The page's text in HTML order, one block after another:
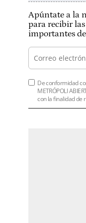
Apúntate a la
para recibir
importantes
De conformidad
METRÓPOLI
con la finalidad de